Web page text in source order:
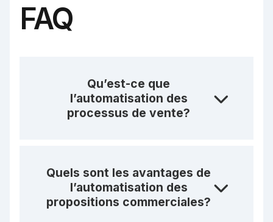
FAQ
Qu’est-ce que
l’automatisation des
processus de vente?
Quels sont les avantages de
l’automatisation des
propositions commerciales?